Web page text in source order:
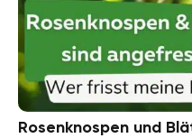
Rosenknospen und